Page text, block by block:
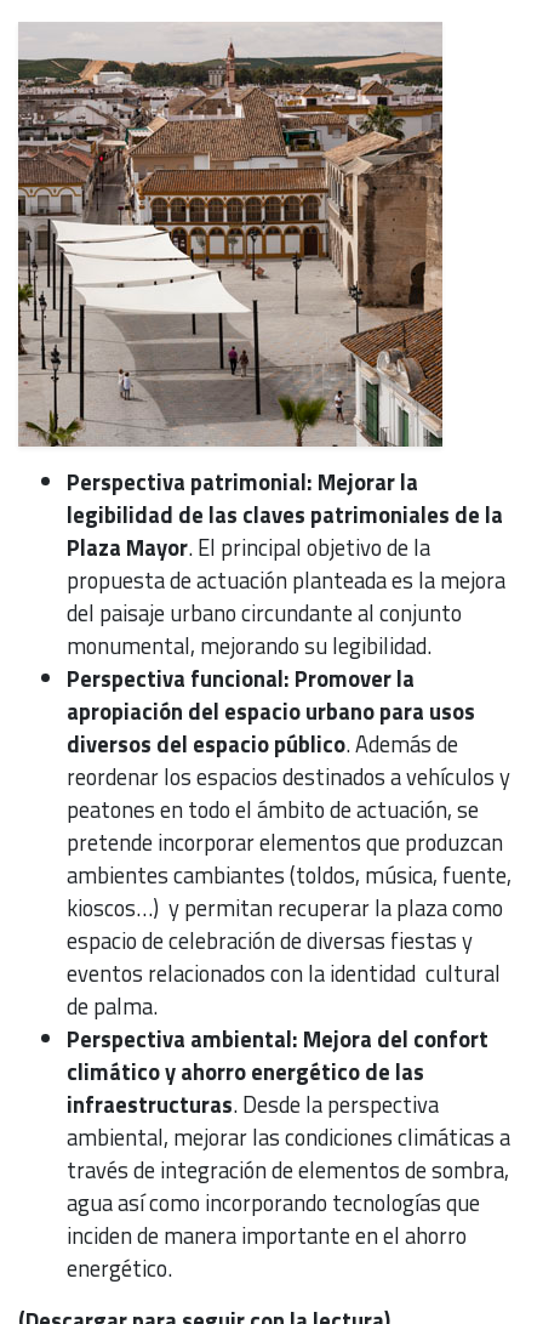
Perspectiva patrimonial: Mejorar la
legibilidad de las claves patrimoniales de la
Plaza Mayor. El principal objetivo de la
propuesta de actuación planteada es la mejora
del paisaje urbano circundante al conjunto
monumental, mejorando su legibilidad.
Perspectiva funcional: Promover la
apropiación del espacio urbano para usos
diversos del espacio público. Además de
reordenar los espacios destinados a vehículos y
peatones en todo el ámbito de actuación, se
pretende incorporar elementos que produzcan
ambientes cambiantes (toldos, música, fuente,
kioscos…) y permitan recuperar la plaza como
espacio de celebración de diversas fiestas y
eventos relacionados con la identidad cultural
de palma.
Perspectiva ambiental: Mejora del confort
climático y ahorro energético de las
infraestructuras. Desde la perspectiva
ambiental, mejorar las condiciones climáticas a
través de integración de elementos de sombra,
agua así como incorporando tecnologías que
inciden de manera importante en el ahorro
energético.